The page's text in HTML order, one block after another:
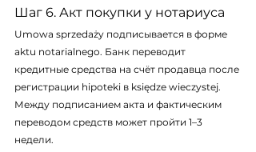
Шаг 6. Акт покупки у нотариуса
Umowa sprzedaży подписывается в форме
aktu notarialnego. Банк переводит
кредитные средства на счёт продавца после
регистрации hipoteki в księdze wieczystej.
Между подписанием акта и фактическим
переводом средств может пройти 1–3
недели.